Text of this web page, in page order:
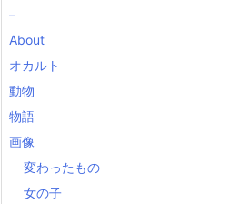
–
About
オカルト
動物
物語
画像
変わったもの
女の子